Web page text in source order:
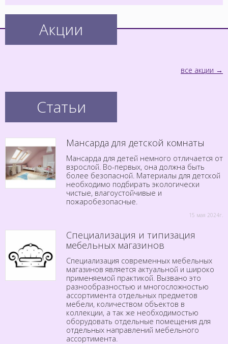
Акции
все акции
Статьи
Мансарда для детской комнаты
Мансарда для детей немного отличается от
взрослой. Во-первых, она должна быть
более безопасной. Материалы для детской
необходимо подбирать экологически
чистые, влагоустойчивые и
пожаробезопасные.
15 мая 2024г.
Специализация и типизация
мебельных магазинов
Специализация современных мебельных
магазинов является актуальной и широко
применяемой практикой. Вызвано это
разнообразностью и многосложностью
ассортимента отдельных предметов
мебели, количеством объектов в
коллекции, а так же необходимостью
оборудовать отдельные помещения для
отдельных направлений мебельного
ассортимента.